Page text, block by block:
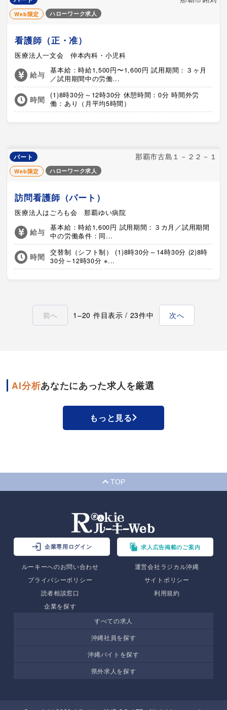
Web限定 ハローワーク求人
看護師（正・准）
医療法人一文会 仲本内科・小児科
給与
基本給：時給1,500円〜1,600円 試用期間：３ヶ月
／試用期間中の労働...
時間
(1)8時30分～12時30分 休憩時間：0分 時間外労
働：あり（月平均5時間）
パート 那覇市古島１－２２－１
Web限定 ハローワーク求人
訪問看護師（パート）
医療法人はごろも会 那覇ゆい病院
給与
基本給：時給1,600円 試用期間：３カ月／試用期間
中の労働条件：同...
時間
交替制（シフト制） (1)8時30分～14時30分 (2)8時
30分～12時30分 ※...
前へ 1–20 件目表示 / 23件中 次へ
AI分析あなたにあった求人を厳選
もっと見る
TOP
企業専用ログイン 求人広告掲載のご案内
ルーキーへのお問い合わせ
運営会社ラジカル沖縄
プライバシーポリシー
サイトポリシー
読者相談窓口
利用規約
企業を探す
すべての求人
沖縄社員を探す
沖縄バイトを探す
県外求人を探す